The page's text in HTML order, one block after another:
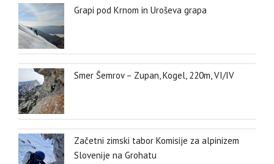
Grapi pod Krnom in Uroševa grapa
Smer Šemrov – Zupan, Kogel, 220m, VI/IV
Začetni zimski tabor Komisije za alpinizem
Slovenije na Grohatu